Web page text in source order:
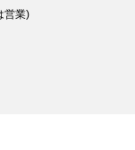
営業)